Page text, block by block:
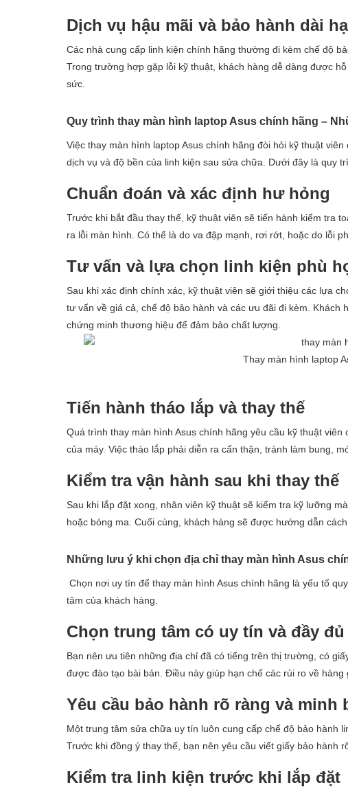
Dịch vụ hậu mãi và bảo hành dài
Các nhà cung cấp linh kiện chính hãng thường đi kèm chế độ
Trong trường hợp gặp lỗi kỹ thuật, khách hàng dễ dàng được
sức.
Quy trình thay màn hình laptop Asus chính hãng –
Việc thay màn hình laptop Asus chính hãng đòi hỏi kỹ thuật
dịch vụ và độ bền của linh kiện sau sửa chữa. Dưới đây là quy
Chuẩn đoán và xác định hư hỏng
Trước khi bắt đầu thay thế, kỹ thuật viên sẽ tiến hành kiểm tra
ra lỗi màn hình. Có thể là do va đập mạnh, rơi rớt, hoặc do lỗi
Tư vấn và lựa chọn linh kiện phù
Sau khi xác định chính xác, kỹ thuật viên sẽ giới thiệu các lựa
tư vấn về giá cả, chế độ bảo hành và các ưu đãi đi kèm.
chứng minh thương hiệu để đảm bảo chất lượng.
Thay màn hình laptop
Tiến hành tháo lắp và thay thế
Quá trình thay màn hình Asus chính hãng yêu cầu kỹ thuật
của máy. Việc tháo lắp phải diễn ra cẩn thận, tránh làm bung,
Kiểm tra vận hành sau khi thay thế
Sau khi lắp đặt xong, nhân viên kỹ thuật sẽ kiểm tra kỹ lưỡng
hoặc bóng ma. Cuối cùng, khách hàng sẽ được hướng dẫn
Những lưu ý khi chọn địa chỉ thay màn hình Asus
Chọn nơi uy tín để thay màn hình Asus chính hãng là yếu tố
tâm của khách hàng.
Chọn trung tâm có uy tín và đầy
Bạn nên ưu tiên những địa chỉ đã có tiếng trên thị trường, có
được đào tạo bài bản. Điều này giúp hạn chế các rủi ro về hàng
Yêu cầu bảo hành rõ ràng và minh
Một trung tâm sửa chữa uy tín luôn cung cấp chế độ bảo hành
Trước khi đồng ý thay thế, bạn nên yêu cầu viết giấy bảo hành
Kiểm tra linh kiện trước khi lắp đặt